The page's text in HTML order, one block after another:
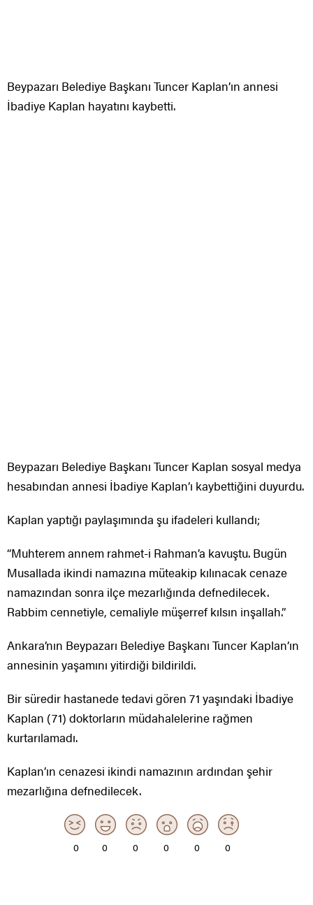
Beypazarı Belediye Başkanı Tuncer Kaplan’ın annesi
İbadiye Kaplan hayatını kaybetti.
Beypazarı Belediye Başkanı Tuncer Kaplan sosyal medya
hesabından annesi İbadiye Kaplan’ı kaybettiğini duyurdu.
Kaplan yaptığı paylaşımında şu ifadeleri kullandı;
“Muhterem annem rahmet-i Rahman’a kavuştu. Bugün
Musallada ikindi namazına müteakip kılınacak cenaze
namazından sonra ilçe mezarlığında defnedilecek.
Rabbim cennetiyle, cemaliyle müşerref kılsın inşallah.”
Ankara’nın Beypazarı Belediye Başkanı Tuncer Kaplan’ın
annesinin yaşamını yitirdiği bildirildi.
Bir süredir hastanede tedavi gören 71 yaşındaki İbadiye
Kaplan (71) doktorların müdahalelerine rağmen
kurtarılamadı.
Kaplan’ın cenazesi ikindi namazının ardından şehir
mezarlığına defnedilecek.
0 0 0 0 0 0